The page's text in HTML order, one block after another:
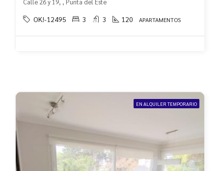
Calle 26 y 19, , Punta del Este
OK!-12495 3 3 120 APARTAMENTOS
EN ALQUILER TEMPORARIO